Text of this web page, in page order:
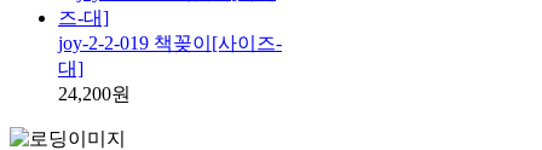
joy-2-2-019 책꽂이[사이즈-
대]
24,200원